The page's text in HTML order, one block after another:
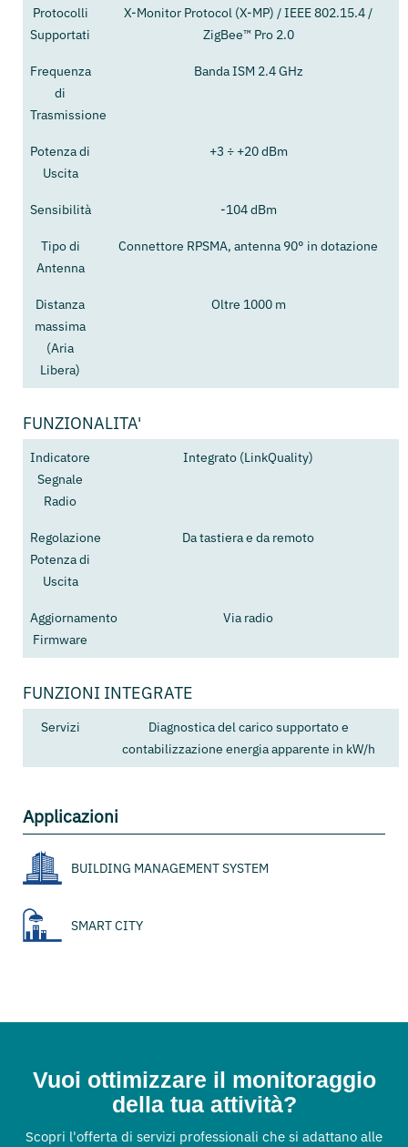
Protocolli
Supportati
X-Monitor Protocol (X-MP) / IEEE 802.15.4 /
ZigBee™ Pro 2.0
Frequenza
di
Trasmissione
Banda ISM 2.4 GHz
Potenza di
Uscita
+3 ÷ +20 dBm
Sensibilità -104 dBm
Tipo di
Antenna
Connettore RPSMA, antenna 90° in dotazione
Distanza
massima
(Aria
Libera)
Oltre 1000 m
FUNZIONALITA'
Indicatore
Segnale
Radio
Integrato (LinkQuality)
Regolazione
Potenza di
Uscita
Da tastiera e da remoto
Aggiornamento
Firmware
Via radio
FUNZIONI INTEGRATE
Servizi
Diagnostica del carico supportato e
contabilizzazione energia apparente in kW/h
Applicazioni
BUILDING MANAGEMENT SYSTEM
SMART CITY
Vuoi ottimizzare il monitoraggio
della tua attività?
Scopri l'offerta di servizi professionali che si adattano alle